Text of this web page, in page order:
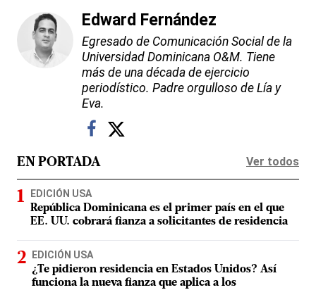
Edward Fernández
Egresado de Comunicación Social de la
Universidad Dominicana O&M. Tiene
más de una década de ejercicio
periodístico. Padre orgulloso de Lía y
Eva.
EN PORTADA Ver todos
EDICIÓN USA
República Dominicana es el primer país en el que
EE. UU. cobrará fianza a solicitantes de residencia
EDICIÓN USA
¿Te pidieron residencia en Estados Unidos? Así
funciona la nueva fianza que aplica a los